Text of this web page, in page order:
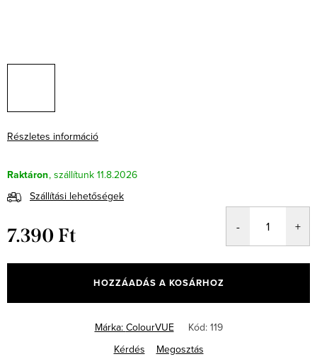
Részletes információ
Raktáron
11.8.2026
Szállítási lehetőségek
7.390 Ft
HOZZÁADÁS A KOSÁRHOZ
Márka: ColourVUE Kód: 119
Kérdés
Megosztás